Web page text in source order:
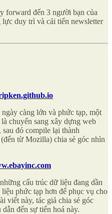
forward đến 3 người bạn của
lực duy trì và cải tiến newsletter
càng lớn và phức tạp, một
chuyển sang xây dựng web
đó compile lại thành
từ Mozilla) chia sẻ góc nhìn
cấu trúc dữ liệu đang dần
phức tạp hơn để phục vụ cho
viết này, tác giả chia sẻ góc
đến sự tiến hoá này.